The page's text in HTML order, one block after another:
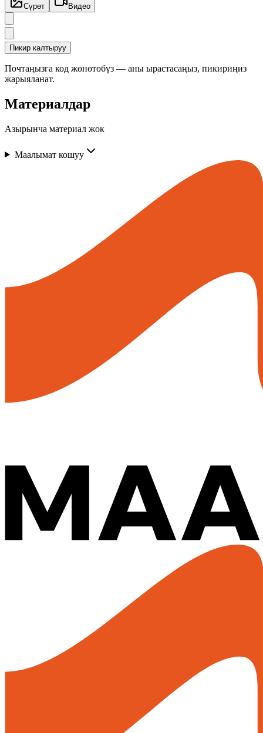
Сүрөт Видео
Пикир калтыруу
Почтаңызга код жөнөтөбүз — аны ырастасаңыз, пикириңиз
жарыяланат.
Материалдар
Азырынча материал жок
Маалымат кошуу